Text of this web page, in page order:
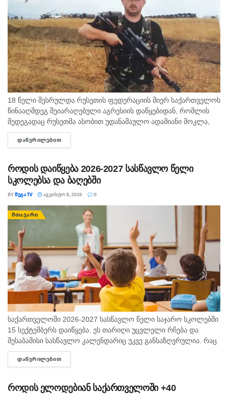
18 წელი შესრულდა რუსეთის ფედერაციის მიერ საქართველოს
წინააღმდეგ შეიარაღებული აგრესიის დაწყებიდან, რომლის
შედეგადაც რუსეთმა ასობით უდანაშაულო ადამიანი მოკლა,
დაიპყრო აფხაზეთი და ცხინვალის რეგიონი. ამ სტატიაში
აგვისტოს გმირი გოგიტა მაკრახიძის შესახებ...
ᲓᲐᲬᲕᲠᲘᲚᲔᲑᲘᲗ
როდის დაიწყება 2026-2027 სასწავლო წელი
სკოლებსა და ბაღებში
BYᲛᲔᲒᲐ TV ᲐᲒᲕᲘᲡᲢᲝ 8, 2026 0
ᲛᲗᲐᲕᲐᲠᲘ
საქართველოში 2026-2027 სასწავლო წელი საჯარო სკოლებში
15 სექტემბერს დაიწყება. ეს თარიღი უცვლელი რჩება და
შესაბამისი სასწავლო კალენდარიც უკვე განსაზღვრულია. რაც
შეეხება საბავშვო ბაღებს, სასწავლო-სააღმზრდელო პროცესი
ასევე 15 სექტემბრიდან განახლდება. თბილისის...
ᲓᲐᲬᲕᲠᲘᲚᲔᲑᲘᲗ
როდის ელოდებიან საქართველოში +40